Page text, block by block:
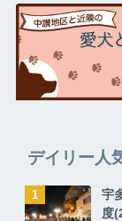
デイリー人
宇
度